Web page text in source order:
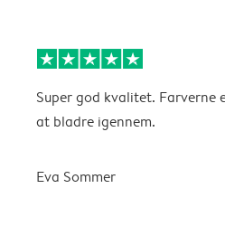
Super god kvalitet. Farverne
at bladre igennem.
Eva Sommer